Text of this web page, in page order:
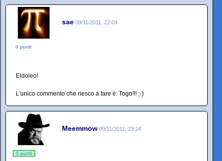
sae 09/11/2011, 22:04
0 punti
Eldoleo!
L'unico commento che riesco a fare è: Togo!!! ;-)
Meemmow 09/11/2011, 23:24
5 punti